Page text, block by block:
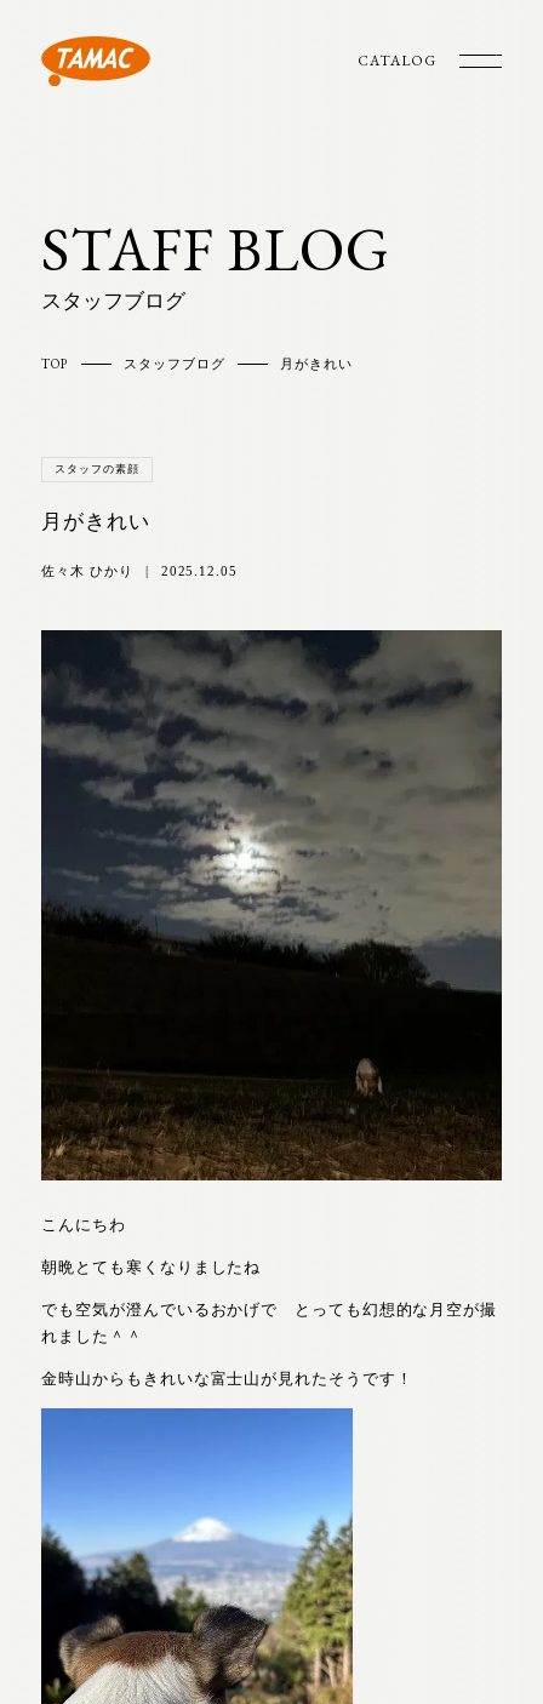
CATALOG
STAFF BLOG
スタッフブログ
TOP スタッフブログ 月がきれい
スタッフの素顔
月がきれい
佐々木 ひかり | 2025.12.05
こんにちわ
朝晩とても寒くなりましたね
でも空気が澄んでいるおかげで とっても幻想的な月空が撮
れました＾＾
金時山からもきれいな富士山が見れたそうです！